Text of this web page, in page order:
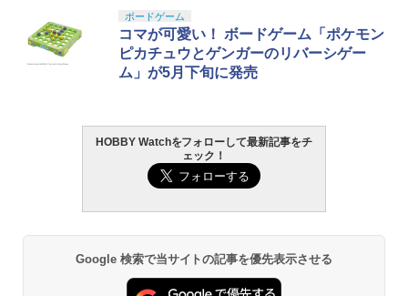
ボードゲーム
コマが可愛い！ ボードゲーム「ポケモン
ピカチュウとゲンガーのリバーシゲー
ム」が5月下旬に発売
HOBBY Watchをフォローして最新記事をチ
ェック！
Google 検索で当サイトの記事を優先表示させる